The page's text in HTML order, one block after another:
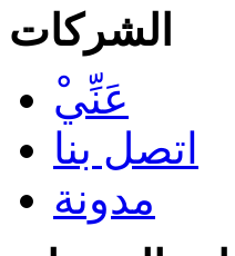
الشركات
ْعَنِّي
اتصل بنا
مدونة